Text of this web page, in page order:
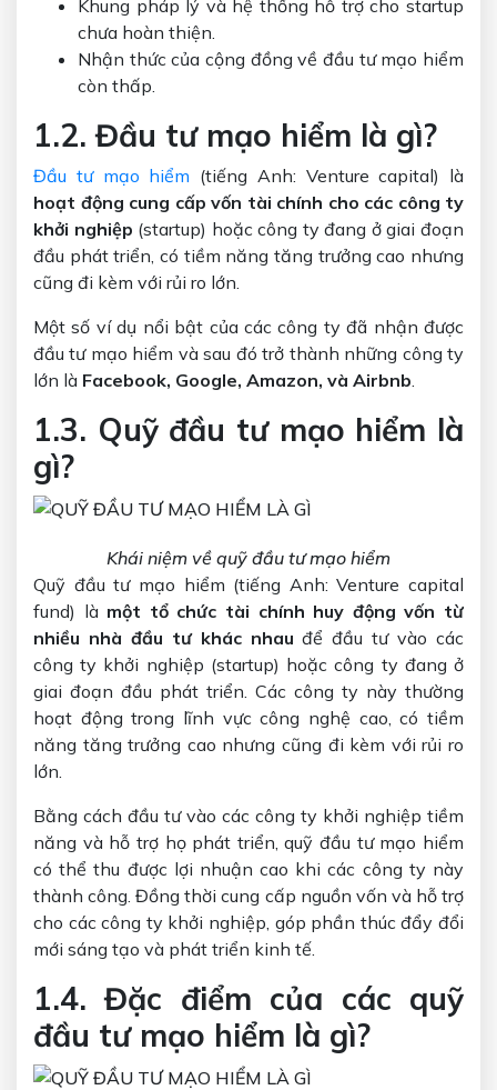
Khung pháp lý và hệ thống hỗ trợ cho startup
chưa hoàn thiện.
Nhận thức của cộng đồng về đầu tư mạo hiểm
còn thấp.
1.2. Đầu tư mạo hiểm là gì?
Đầu tư mạo hiểm (tiếng Anh: Venture capital) là
hoạt động cung cấp vốn tài chính cho các công ty
khởi nghiệp (startup) hoặc công ty đang ở giai đoạn
đầu phát triển, có tiềm năng tăng trưởng cao nhưng
cũng đi kèm với rủi ro lớn.
Một số ví dụ nổi bật của các công ty đã nhận được
đầu tư mạo hiểm và sau đó trở thành những công ty
lớn là Facebook, Google, Amazon, và Airbnb.
1.3. Quỹ đầu tư mạo hiểm là
gì?
Khái niệm về quỹ đầu tư mạo hiểm
Quỹ đầu tư mạo hiểm (tiếng Anh: Venture capital
fund) là một tổ chức tài chính huy động vốn từ
nhiều nhà đầu tư khác nhau để đầu tư vào các
công ty khởi nghiệp (startup) hoặc công ty đang ở
giai đoạn đầu phát triển. Các công ty này thường
hoạt động trong lĩnh vực công nghệ cao, có tiềm
năng tăng trưởng cao nhưng cũng đi kèm với rủi ro
lớn.
Bằng cách đầu tư vào các công ty khởi nghiệp tiềm
năng và hỗ trợ họ phát triển, quỹ đầu tư mạo hiểm
có thể thu được lợi nhuận cao khi các công ty này
thành công. Đồng thời cung cấp nguồn vốn và hỗ trợ
cho các công ty khởi nghiệp, góp phần thúc đẩy đổi
mới sáng tạo và phát triển kinh tế.
1.4. Đặc điểm của các quỹ
đầu tư mạo hiểm là gì?